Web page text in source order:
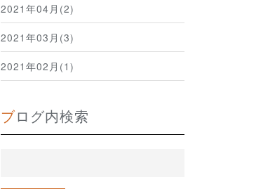
2021年04月(2)
2021年03月(3)
2021年02月(1)
ブログ内検索